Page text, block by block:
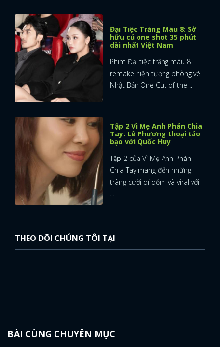
Đại Tiệc Trăng Máu 8: Sở
hữu cú one shot 35 phút
dài nhất Việt Nam
Phim Đại tiệc trăng máu 8
remake hiện tượng phòng vé
Nhật Bản One Cut of the ...
Tập 2 Vì Mẹ Anh Phán Chia
Tay: Lê Phương thoại táo
bạo với Quốc Huy
Tập 2 của Vì Mẹ Anh Phán
Chia Tay mang đến những
tràng cười dí dỏm và viral với
...
THEO DÕI CHÚNG TÔI TẠI
BÀI CÙNG CHUYÊN MỤC